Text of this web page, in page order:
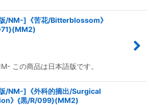
/NM-]《苦花/Bitterblossom》
この商品は日本語版です。
/NM-]《外科的摘出/Surgical
》{黒/R/099}(MM2)